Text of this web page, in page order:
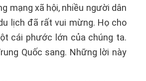
mạng xã hội, nhiều người dân
lịch đã rất vui mừng. Họ cho
cái phước lớn của chúng ta.
Quốc sang. Những lời này